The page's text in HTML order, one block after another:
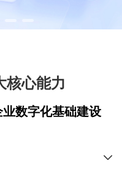
核心能力
数字化基础建设